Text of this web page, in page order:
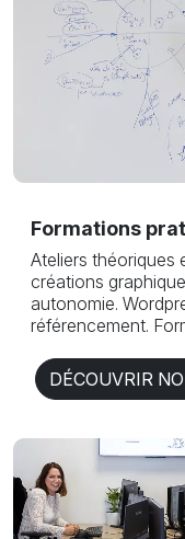
Formations
Ateliers théoriques
créations
autonomie.
référencement.
DÉCOUVRIR